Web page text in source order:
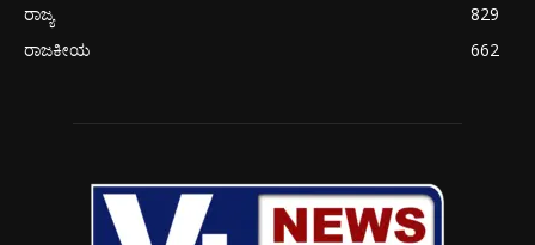
ರಾಜ್ಯ
829
ರಾಜಕೀಯ
662